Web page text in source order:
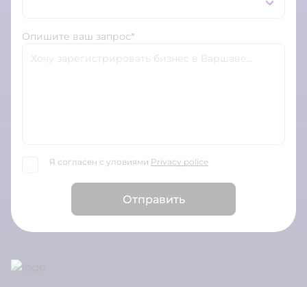
Опишите ваш запрос*
Я согласен с уловиями Privacy police
Отправить